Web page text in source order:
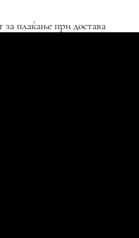
Можност за плаќање при достава